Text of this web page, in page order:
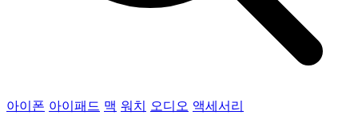
아이폰 아이패드 맥 워치 오디오 액세서리